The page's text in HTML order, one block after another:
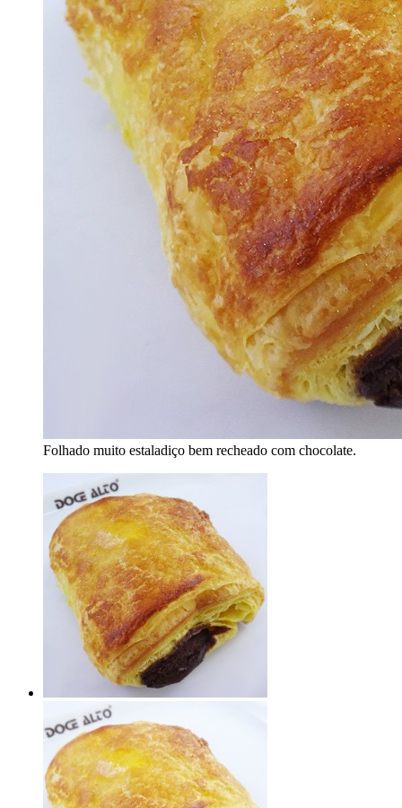
Folhado muito estaladiço bem recheado com chocolate.